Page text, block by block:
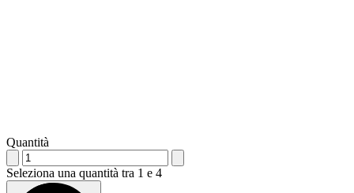
Quantità
Seleziona una quantità tra 1 e 4